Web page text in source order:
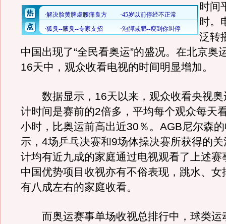
时间
时。
泛转
中国出现了“全民看奥运”的盛况。在北京奥
16天中，观众收看电视的时间明显增加。
数据显示，16天以来，观众收看央视奥
计时间是赛前的2倍多，平均每个观众每天
小时，比奥运前高出近30％。AGB尼尔森
示，4场乒乓决赛和9场体操决赛所获得的
计均有近九成的家庭通过电视观看了上述赛
中国优势项目收视亦有不俗表现，跳水、女
有八成左右的家庭收看。
而奥运赛事单场收视总排行中，球类运